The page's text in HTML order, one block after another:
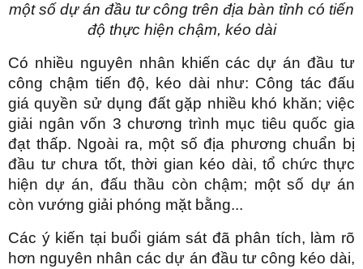
một số dự án đầu tư công trên địa bàn tỉnh có tiến
độ thực hiện chậm, kéo dài
Có nhiều nguyên nhân khiến các dự án đầu tư
công chậm tiến độ, kéo dài như: Công tác đấu
giá quyền sử dụng đất gặp nhiều khó khăn; việc
giải ngân vốn 3 chương trình mục tiêu quốc gia
đạt thấp. Ngoài ra, một số địa phương chuẩn bị
đầu tư chưa tốt, thời gian kéo dài, tổ chức thực
hiện dự án, đấu thầu còn chậm; một số dự án
còn vướng giải phóng mặt bằng...
Các ý kiến tại buổi giám sát đã phân tích, làm rõ
hơn nguyên nhân các dự án đầu tư công kéo dài,